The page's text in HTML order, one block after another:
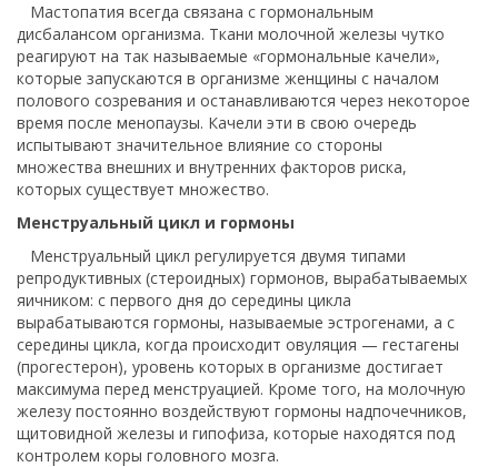
Мастопатия всегда связана с гормональным
дисбалансом организма. Ткани молочной железы чутко
реагируют на так называемые «гормональные качели»,
которые запускаются в организме женщины с началом
полового созревания и останавливаются через некоторое
время после менопаузы. Качели эти в свою очередь
испытывают значительное влияние со стороны
множества внешних и внутренних факторов риска,
которых существует множество.
Менструальный цикл и гормоны
Менструальный цикл регулируется двумя типами
репродуктивных (стероидных) гормонов, вырабатываемых
яичником: с первого дня до середины цикла
вырабатываются гормоны, называемые эстрогенами, а с
середины цикла, когда происходит овуляция — гестагены
(прогестерон), уровень которых в организме достигает
максимума перед менструацией. Кроме того, на молочную
железу постоянно воздействуют гормоны надпочечников,
щитовидной железы и гипофиза, которые находятся под
контролем коры головного мозга.